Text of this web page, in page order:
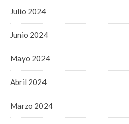
Julio 2024
Junio 2024
Mayo 2024
Abril 2024
Marzo 2024